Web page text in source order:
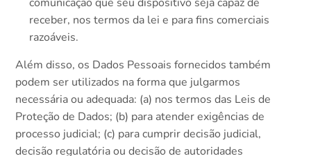
receber, nos termos da lei e para fins comerciais
razoáveis.
Além disso, os Dados Pessoais fornecidos também
podem ser utilizados na forma que julgarmos
necessária ou adequada: (a) nos termos das Leis de
Proteção de Dados; (b) para atender exigências de
processo judicial; (c) para cumprir decisão judicial,
decisão regulatória ou decisão de autoridades